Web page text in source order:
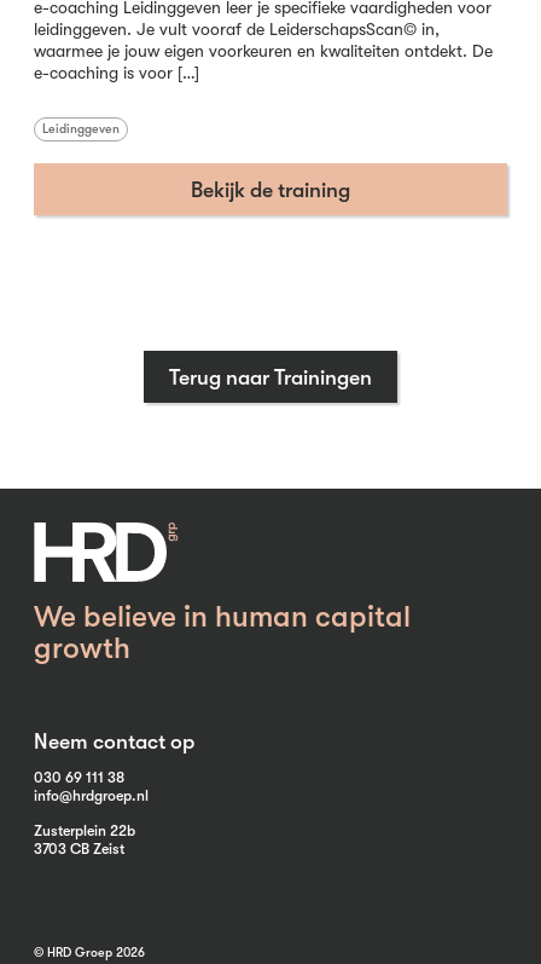
e-coaching Leidinggeven leer je specifieke vaardigheden voor
leidinggeven. Je vult vooraf de LeiderschapsScan© in,
waarmee je jouw eigen voorkeuren en kwaliteiten ontdekt. De
e-coaching is voor […]
Leidinggeven
Bekijk de training
Terug naar Trainingen
We believe in human capital
growth
Neem contact op
030 69 111 38
info@hrdgroep.nl
Zusterplein 22b
3703 CB Zeist
© HRD Groep 2026